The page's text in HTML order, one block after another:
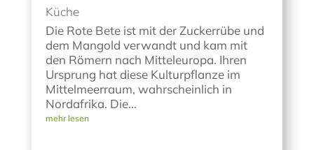
Küche
Die Rote Bete ist mit der Zuckerrübe und
dem Mangold verwandt und kam mit
den Römern nach Mitteleuropa. Ihren
Ursprung hat diese Kulturpflanze im
Mittelmeerraum, wahrscheinlich in
Nordafrika. Die...
mehr lesen